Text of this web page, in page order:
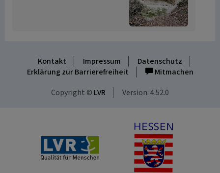
Kontakt Impressum
Datenschutz
Erklärung zur Barrierefreiheit
Mitmachen
Copyright © LVR Version: 4.52.0